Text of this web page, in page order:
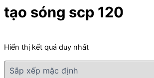
tạo sóng scp 120
Hiển thị kết quả duy nhất